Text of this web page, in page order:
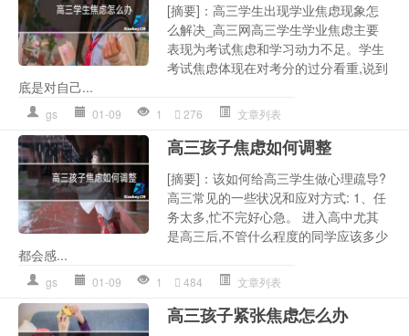
[摘要]：高三学生出现学业焦虑现象怎
么解决_高三网高三学生学业焦虑主要
表现为考试焦虑和学习动力不足。学生
考试焦虑体现在对考分的过分看重,说到
底是对自己...
gs 01-09 1 276 文章列表
高三孩子焦虑如何调整
[摘要]：该如何给高三学生做心理疏导?
高三常见的一些状况和应对方式: 1、任
务太多,忙不完好心急。 进入高中尤其
是高三后,不管什么程度的同学应该多少
都会感...
gs 01-09 1 484 文章列表
高三孩子紧张焦虑怎么办